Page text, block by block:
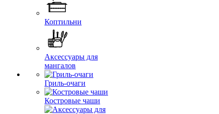
Коптильни
Аксессуары для
мангалов
Гриль-очаги
Костровые чаши